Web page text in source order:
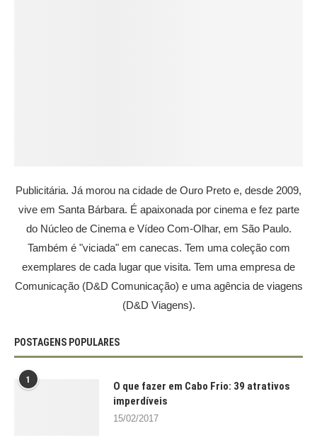
Publicitária. Já morou na cidade de Ouro Preto e, desde 2009,
vive em Santa Bárbara. É apaixonada por cinema e fez parte
do Núcleo de Cinema e Vídeo Com-Olhar, em São Paulo.
Também é "viciada" em canecas. Tem uma coleção com
exemplares de cada lugar que visita. Tem uma empresa de
Comunicação (D&D Comunicação) e uma agência de viagens
(D&D Viagens).
POSTAGENS POPULARES
1
O que fazer em Cabo Frio: 39 atrativos
imperdíveis
15/02/2017